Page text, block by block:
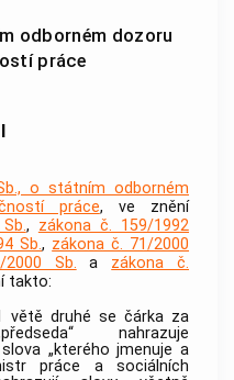
odborném dozoru
práce
o státním odborném
práce, ve znění
, zákona č. 159/1992
Sb., zákona č. 71/2000
Sb. a zákona č.
takto:
druhé se čárka za
nahrazuje
„kterého jmenuje a
práce a sociálních